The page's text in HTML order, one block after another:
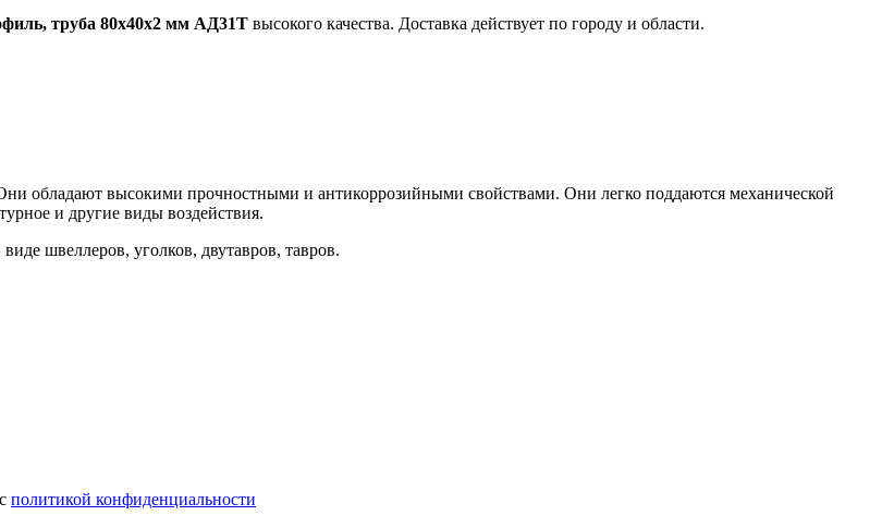
труба 80х40х2 мм АД31Т высокого качества. Доставка действует по городу и области.
обладают высокими прочностными и антикоррозийными свойствами. Они легко поддаются механической
и другие виды воздействия.
швеллеров, уголков, двутавров, тавров.
политикой конфиденциальности